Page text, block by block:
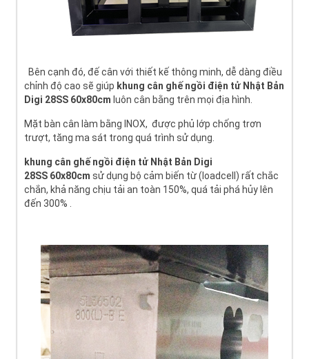
Bên cạnh đó, đế cân với thiết kế thông minh, dễ dàng điều
chỉnh độ cao sẽ giúp khung cân ghế ngồi điện tử Nhật Bản
Digi 28SS 60x80cm luôn cân bằng trên mọi địa hình.
Mặt bàn cân làm bằng INOX, được phủ lớp chống trơn
trượt, tăng ma sát trong quá trình sử dụng.
khung cân ghế ngồi điện tử Nhật Bản Digi
28SS 60x80cm sử dụng bộ cảm biến từ (loadcell) rất chắc
chắn, khả năng chịu tải an toàn 150%, quá tải phá hủy lên
đến 300% .